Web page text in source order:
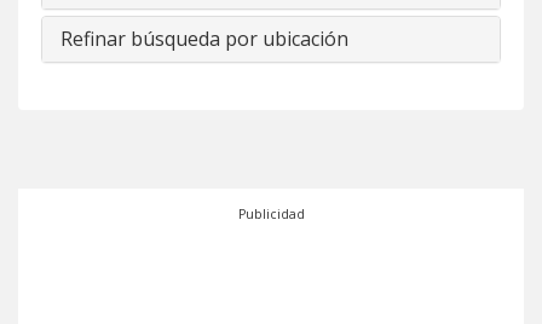
Refinar búsqueda por ubicación
Publicidad